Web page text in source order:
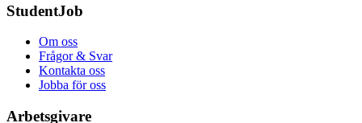
StudentJob
Om oss
Frågor & Svar
Kontakta oss
Jobba för oss
Arbetsgivare